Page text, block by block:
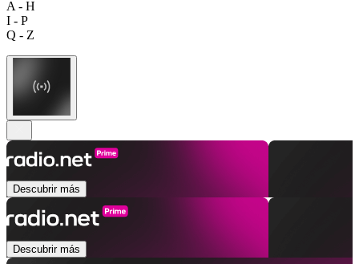
A - H
I - P
Q - Z
Descubrir más
Descubrir más